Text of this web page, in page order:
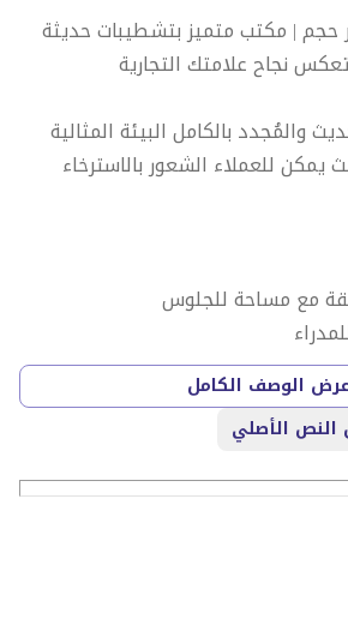
حجم | مكتب متميز بتشطيبات حديثة
نجاح علامتك التجارية
والمُجدد بالكامل البيئة المثالية
يمكن للعملاء الشعور بالاسترخاء
مع مساحة للجلوس
دبي سيليكون أواسيس
عرض الوصف الكامل
الأصلي